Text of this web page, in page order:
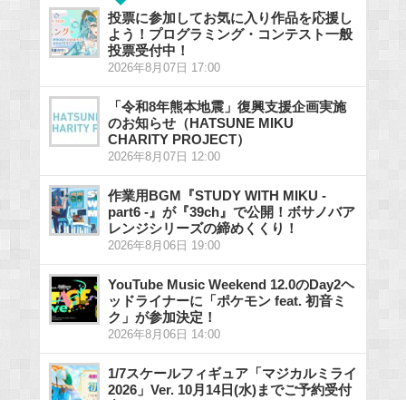
投票に参加してお気に入り作品を応援し
よう！プログラミング・コンテスト一般
投票受付中！
2026年8月07日 17:00
「令和8年熊本地震」復興支援企画実施
のお知らせ（HATSUNE MIKU
CHARITY PROJECT）
2026年8月07日 12:00
作業用BGM『STUDY WITH MIKU -
part6 -』が『39ch』で公開！ボサノバア
レンジシリーズの締めくくり！
2026年8月06日 19:00
YouTube Music Weekend 12.0のDay2ヘ
ッドライナーに「ポケモン feat. 初音ミ
ク」が参加決定！
2026年8月06日 14:00
1/7スケールフィギュア「マジカルミライ
2026」Ver. 10月14日(水)までご予約受付